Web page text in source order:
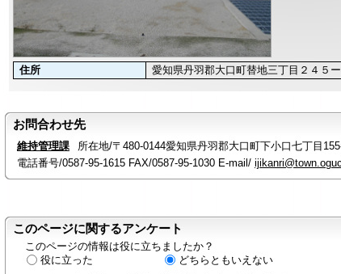
住所 愛知県丹羽郡大口町替地三丁目２４５ー
お問合わせ先
維持管理課
所在地/〒480-0144愛知県丹羽郡大口町下小口七丁目
電話番号/0587-95-1615 FAX/0587-95-1030 E-mail/
このページに関するアンケート
このページの情報は役に立ちましたか？
役に立った
どちらともいえない